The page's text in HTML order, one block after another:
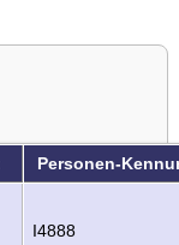
Personen-
I4888